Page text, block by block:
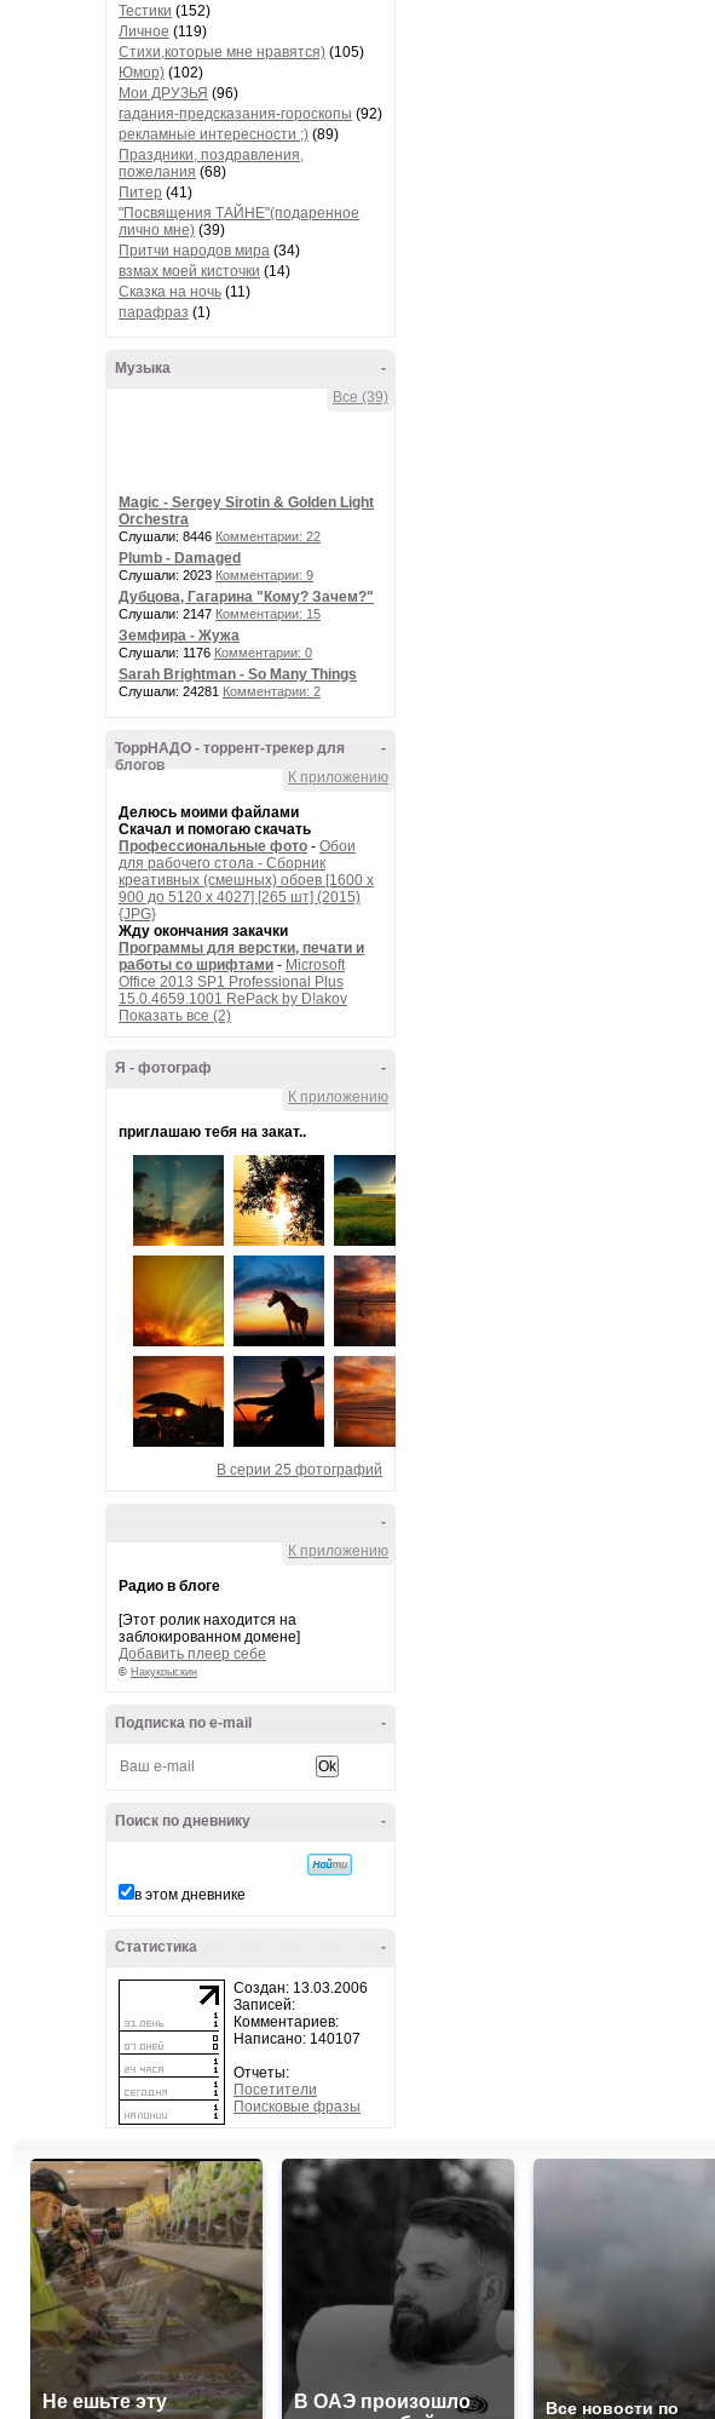
Тестики (152)
Личное (119)
Стихи,которые мне нравятся) (105)
Юмор) (102)
Мои ДРУЗЬЯ (96)
гадания-предсказания-гороскопы (92)
рекламные интересности ;) (89)
Праздники, поздравления,
пожелания (68)
Питер (41)
"Посвящения ТАЙНЕ"(подаренное
лично мне) (39)
Притчи народов мира (34)
взмах моей кисточки (14)
Сказка на ночь (11)
парафраз (1)
-
Музыка
Все (39)
Magic - Sergey Sirotin & Golden Light
Orchestra
Слушали: 8446 Комментарии: 22
Plumb - Damaged
Слушали: 2023 Комментарии: 9
Дубцова, Гагарина "Кому? Зачем?"
Слушали: 2147 Комментарии: 15
Земфира - Жужа
Слушали: 1176 Комментарии: 0
Sarah Brightman - So Many Things
Слушали: 24281 Комментарии: 2
-
ТоррНАДО - торрент-трекер для
блогов
К приложению
Делюсь моими файлами
Скачал и помогаю скачать
Профессиональные фото - Обои
для рабочего стола - Сборник
креативных (смешных) обоев [1600 x
900 до 5120 x 4027] [265 шт] (2015)
{JPG}
Жду окончания закачки
Программы для верстки, печати и
работы со шрифтами - Microsoft
Office 2013 SP1 Professional Plus
15.0.4659.1001 RePack by D!akov
Показать все (2)
-
Я - фотограф
К приложению
приглашаю тебя на закат..
В серии 25 фотографий
-
К приложению
Радио в блоге
[Этот ролик находится на
заблокированном домене]
Добавить плеер себе
© Накукрыскин
-
Подписка по e-mail
-
Поиск по дневнику
в этом дневнике
-
Статистика
Создан: 13.03.2006
Записей:
Комментариев:
Написано: 140107
Отчеты:
Посетители
Поисковые фразы
Не ешьте эту
В ОАЭ произошло
Все новости по